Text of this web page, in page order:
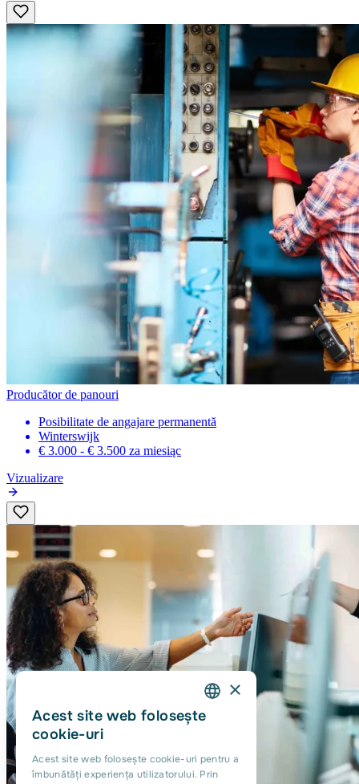
Producător de panouri
Posibilitate de angajare permanentă
Winterswijk
€ 3.000 - € 3.500 za miesiąc
Vizualizare
DUTCH
PORTUGUESE
×
Acest site web folosește
cookie-uri
Acest site web folosește cookie-uri pentru a
îmbunătăți experiența utilizatorului. Prin